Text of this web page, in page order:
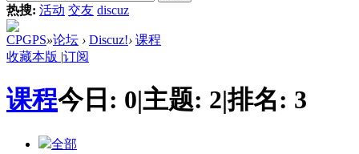
热搜: 活动 交友 discuz
CPGPS»论坛 › Discuz!› 课程
收藏本版 |订阅
课程今日: 0|主题: 2|排名: 3
全部